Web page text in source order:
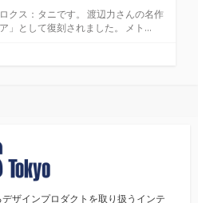
クス：タニです。 渡辺力さんの名作
」として復刻されました。 メト...
ザインプロダクトを取り扱うインテ